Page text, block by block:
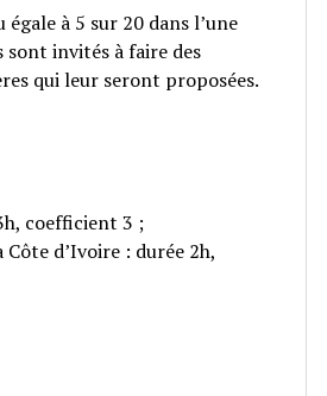
à 5 sur 20 dans l’une
sont invités à faire des
qui leur seront proposées.
coefficient 3 ;
d’Ivoire : durée 2h,